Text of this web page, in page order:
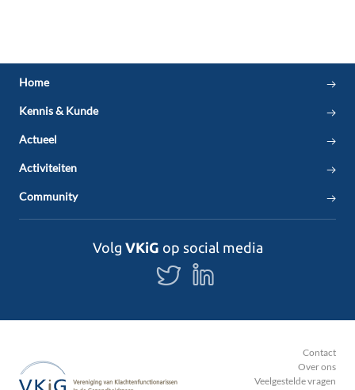
Home
Kennis & Kunde
Actueel
Activiteiten
Community
Volg VKiG op social media
Volg
ons
Contact
Over ons
Veelgestelde vragen